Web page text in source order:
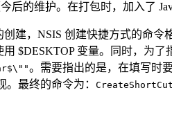
的维护。在打包时，加入了
建，NSIS 创建快捷方式的命令
$DESKTOP 变量。同时，为
。需要指出的是，在填写时
最终的命令为：